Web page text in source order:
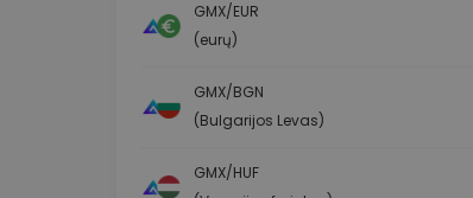
GMX/EUR
(eurų)
GMX/BGN
(Bulgarijos Levas)
GMX/HUF